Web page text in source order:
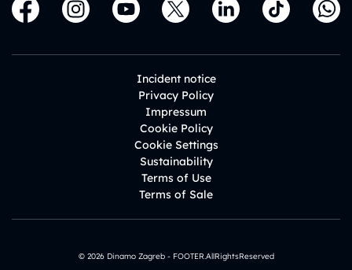
Incident notice
Privacy Policy
Impressum
Cookie Policy
Cookie Settings
Sustainability
Terms of Use
Terms of Sale
© 2026 Dinamo Zagreb - FOOTER.AllRightsReserved